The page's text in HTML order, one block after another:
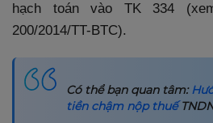
hạch toán vào TK 334
200/2014/TT-BTC).
Có thể bạn quan tâm:
tiền chậm nộp thuế